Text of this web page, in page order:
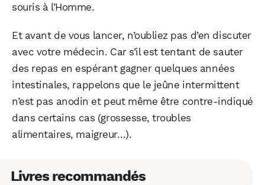
souris à l’Homme.
Et avant de vous lancer, n’oubliez pas d’en discuter
avec votre médecin. Car s’il est tentant de sauter
des repas en espérant gagner quelques années
intestinales, rappelons que le jeûne intermittent
n’est pas anodin et peut même être contre-indiqué
dans certains cas (grossesse, troubles
alimentaires, maigreur…).
Livres recommandés